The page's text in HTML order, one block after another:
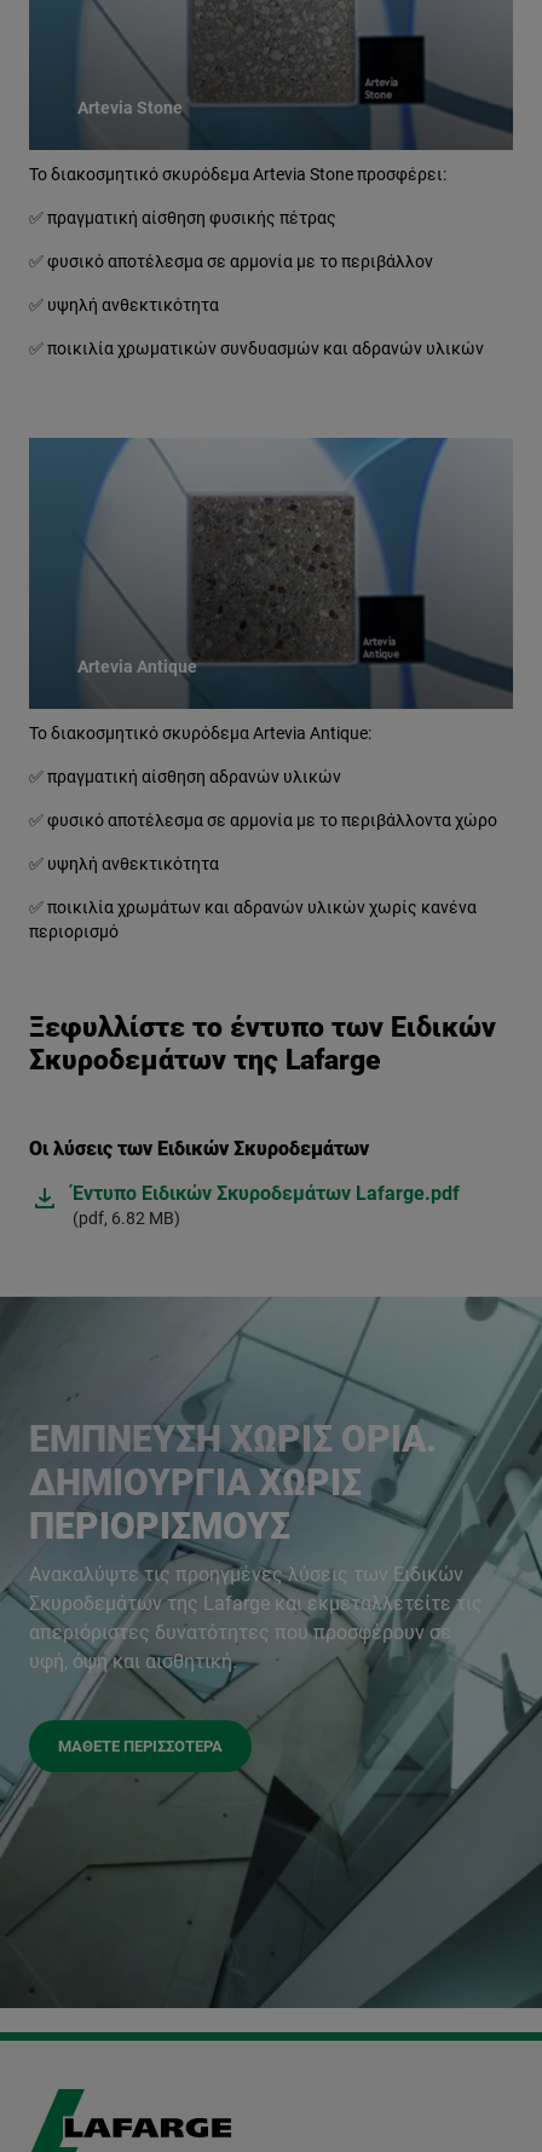
Artevia Stone
Το διακοσμητικό σκυρόδεμα Artevia Stone προσφέρει:
✅ πραγματική αίσθηση φυσικής πέτρας
✅ φυσικό αποτέλεσμα σε αρμονία με το περιβάλλον
✅ υψηλή ανθεκτικότητα
✅ ποικιλία χρωματικών συνδυασμών και αδρανών υλικών
Artevia Antique
Το διακοσμητικό σκυρόδεμα Artevia Antique:
✅ πραγματική αίσθηση αδρανών υλικών
✅ φυσικό αποτέλεσμα σε αρμονία με το περιβάλλοντα χώρο
✅ υψηλή ανθεκτικότητα
✅ ποικιλία χρωμάτων και αδρανών υλικών χωρίς κανένα
περιορισμό
Ξεφυλλίστε το έντυπο των Ειδικών
Σκυροδεμάτων της Lafarge
Οι λύσεις των Ειδικών Σκυροδεμάτων
Έντυπο Ειδικών Σκυροδεμάτων Lafarge.pdf
(pdf, 6.82 MB)
ΕΜΠΝΕΥΣΗ ΧΩΡΙΣ ΟΡΙΑ.
ΔΗΜΙΟΥΡΓΙΑ ΧΩΡΙΣ
ΠΕΡΙΟΡΙΣΜΟΥΣ
Ανακαλύψτε τις προηγμένες λύσεις των Ειδικών
Σκυροδεμάτων της Lafarge και εκμεταλλετείτε τις
απεριόριστες δυνατότητες που προσφέρουν σε
υφή, όψη και αισθητική.
ΜΆΘΕΤΕ ΠΕΡΙΣΣΌΤΕΡΑ